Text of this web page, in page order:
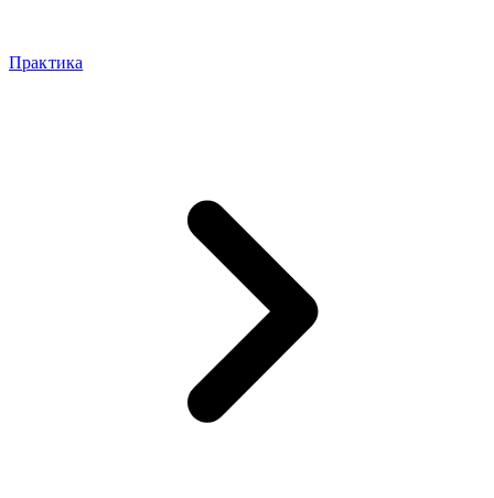
Практика